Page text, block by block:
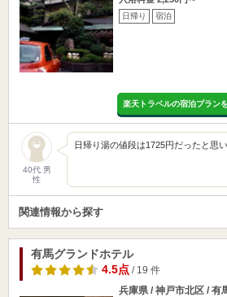
日帰り 宿泊
楽天トラベルの宿泊プラン
40代 男
性
日帰り湯の値段は1725円だったと思い
関連情報から探す
有馬グランドホテル
4.5点/ 19 件
兵庫県 / 神戸市北区 / 有